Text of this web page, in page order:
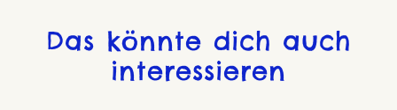
Das könnte dich auch
interessieren